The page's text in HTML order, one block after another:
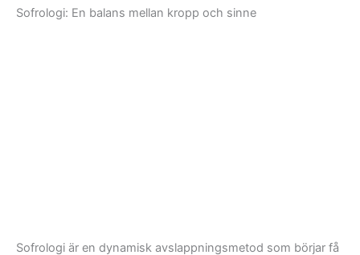
Sofrologi: En balans mellan kropp och sinne
Sofrologi är en dynamisk avslappningsmetod som börjar få